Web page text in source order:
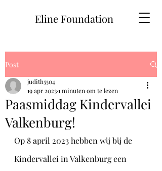
Eline Foundation
Post
Paasmiddag Kindervallei
Valkenburg!
judith5504
19 apr 20231 minuten om te lezen
Op 8 april 2023 hebben wij bij de
Kindervallei in Valkenburg een